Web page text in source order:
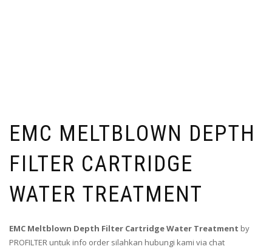
EMC MELTBLOWN DEPTH
FILTER CARTRIDGE
WATER TREATMENT
EMC Meltblown Depth Filter Cartridge Water Treatment by
PROFILTER untuk info order silahkan hubungi kami via chat